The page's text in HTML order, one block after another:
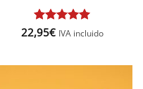
Puntuat
22,95€ IVA incluido